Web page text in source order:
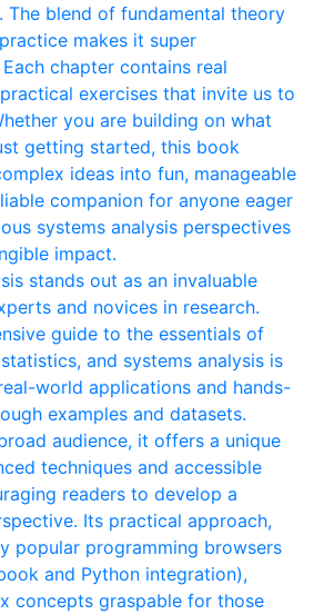
The blend of fundamental theory
makes it super
chapter contains real
exercises that invite us to
you are building on what
getting started, this book
ideas into fun, manageable
companion for anyone eager
systems analysis perspectives
impact.
stands out as an invaluable
and novices in research.
guide to the essentials of
and systems analysis is
world applications and hands-
examples and datasets.
audience, it offers a unique
techniques and accessible
readers to develop a
Its practical approach,
popular programming browsers
and Python integration),
concepts graspable for those